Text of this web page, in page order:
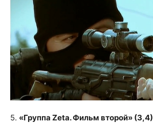
5. «Группа Zeta. Фильм второй» (3,4)